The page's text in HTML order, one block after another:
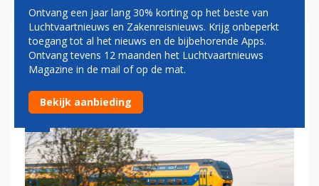
VEEL MINDER TREINEN ROND
SCHIPHOL DOOR STORINGEN
Ontvang een jaar lang 30% korting op het beste van
Luchtvaartnieuws en Zakenreisnieuws. Krijg onbeperkt
toegang tot al het nieuws en de bijbehorende Apps.
Ontvang tevens 12 maanden het Luchtvaartnieuws
Magazine in de mail of op de mat.
Bekijk aanbieding